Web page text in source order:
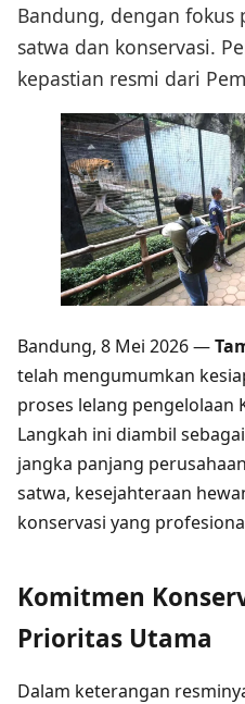
Bandung, dengan fokus
satwa dan konservasi.
kepastian resmi dari
Bandung, 8 Mei 2026 —
telah mengumumkan
proses lelang pengelolaan
Langkah ini diambil
jangka panjang
satwa, kesejahteraan
konservasi yang
Komitmen
Prioritas Utama
Dalam keterangan